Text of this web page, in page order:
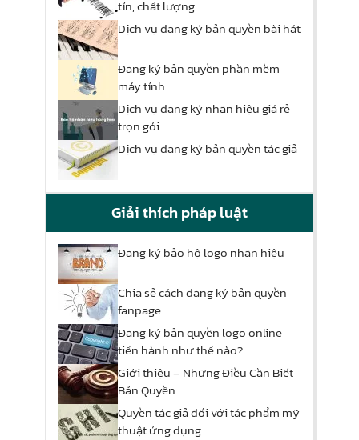
tín, chất lượng
Dịch vụ đăng ký bản quyền bài hát
Đăng ký bản quyền phần mềm
máy tính
Dịch vụ đăng ký nhãn hiệu giá rẻ
trọn gói
Dịch vụ đăng ký bản quyền tác giả
Giải thích pháp luật
Đăng ký bảo hộ logo nhãn hiệu
Chia sẻ cách đăng ký bản quyền
fanpage
Đăng ký bản quyền logo online
tiến hành như thế nào?
Giới thiệu – Những Điều Cần Biết
Bản Quyền
Quyền tác giả đối với tác phẩm mỹ
thuật ứng dụng